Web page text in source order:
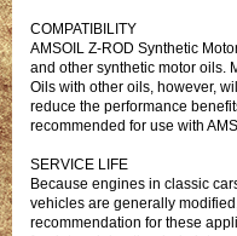
COMPATIBILITY
AMSOIL Z-ROD Synthetic
and other synthetic motor oils.
Oils with other oils, however,
reduce the performance
recommended for use with
SERVICE LIFE
Because engines in classic
vehicles are generally
recommendation for these